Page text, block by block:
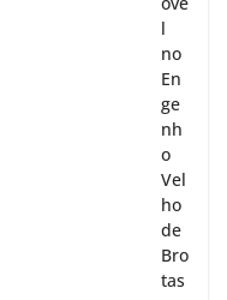
l
no
En
ge
nh
o
Vel
ho
de
Bro
tas